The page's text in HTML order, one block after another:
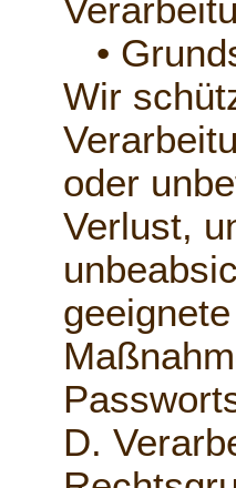
•
Wir
oder
Verlust,
D.